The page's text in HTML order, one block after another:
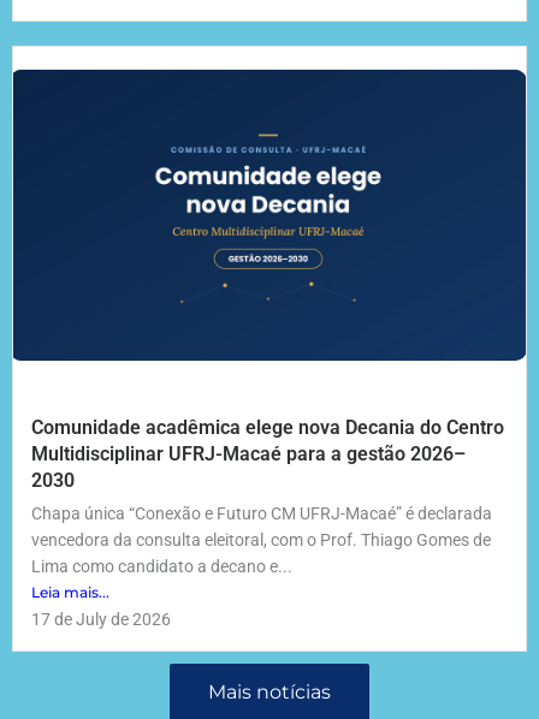
Comunidade acadêmica elege nova Decania do Centro
Multidisciplinar UFRJ-Macaé para a gestão 2026–
2030
Chapa única “Conexão e Futuro CM UFRJ-Macaé” é declarada
vencedora da consulta eleitoral, com o Prof. Thiago Gomes de
Lima como candidato a decano e...
Leia mais...
17 de July de 2026
Mais notícias